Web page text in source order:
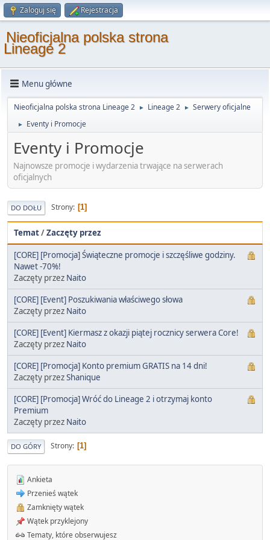
Zaloguj się Rejestracja
Nieoficjalna polska strona
Lineage 2
Menu główne
Nieoficjalna polska strona Lineage 2 ► Lineage 2 ► Serwery oficjalne
► Eventy i Promocje
Eventy i Promocje
Najnowsze promocje i wydarzenia trwające na serwerach
oficjalnych
DO DOŁU Strony 1
Temat/Zaczęty przez
[CORE] [Promocja] Świąteczne promocje i szczęśliwe godziny.
Nawet -70%!
Zaczęty przez Naito
[CORE] [Event] Poszukiwania właściwego słowa
Zaczęty przez Naito
[CORE] [Event] Kiermasz z okazji piątej rocznicy serwera Core!
Zaczęty przez Naito
[CORE] [Promocja] Konto premium GRATIS na 14 dni!
Zaczęty przezShanique
[CORE] [Promocja] Wróć do Lineage 2 i otrzymaj konto
Premium
Zaczęty przez Naito
DO GÓRY Strony 1
Ankieta
Przenieś wątek
Zamknięty wątek
Wątek przyklejony
Tematy, które obserwujesz